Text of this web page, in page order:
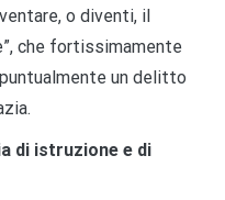
o diventi, il
che fortissimamente
un delitto
di istruzione e di